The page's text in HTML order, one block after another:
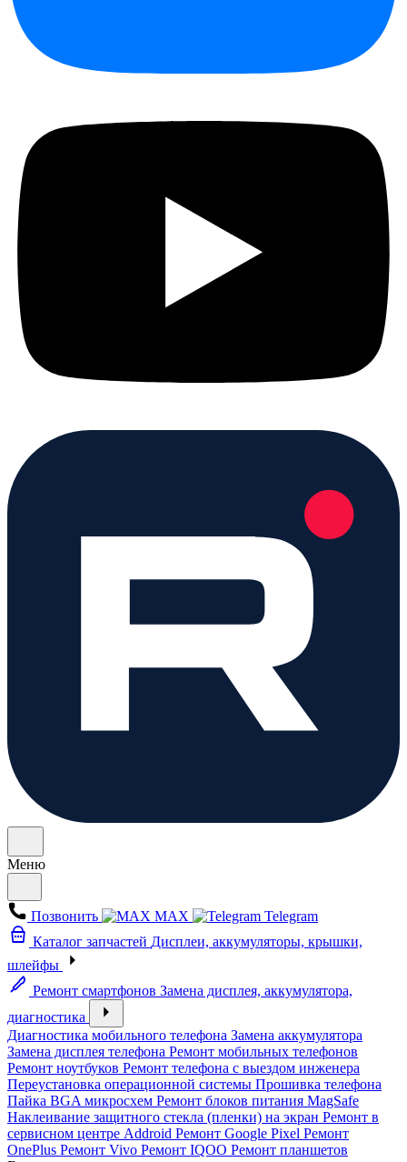
Меню
Позвонить MAX
Telegram
Каталог запчастей Дисплеи, аккумуляторы, крышки,
шлейфы
Ремонт смартфонов Замена дисплея, аккумулятора,
диагностика
Диагностика мобильного телефона Замена аккумулятора
Замена дисплея телефона Ремонт мобильных телефонов
Ремонт ноутбуков Ремонт телефона с выездом инженера
Переустановка операционной системы Прошивка телефона
Пайка BGA микросхем Ремонт блоков питания MagSafe
Наклеивание защитного стекла (пленки) на экран Ремонт в
сервисном центре Addroid Ремонт Google Pixel Ремонт
OnePlus Ремонт Vivo Ремонт IQOO Ремонт планшетов